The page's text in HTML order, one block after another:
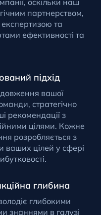
партнерством,
та
ефективності та
підхід
вашої
стратегічно
рекомендації з
цілями. Кожне
розробляється з
ваших цілей у сфері
глибина
глибокими
знаннями в галузі